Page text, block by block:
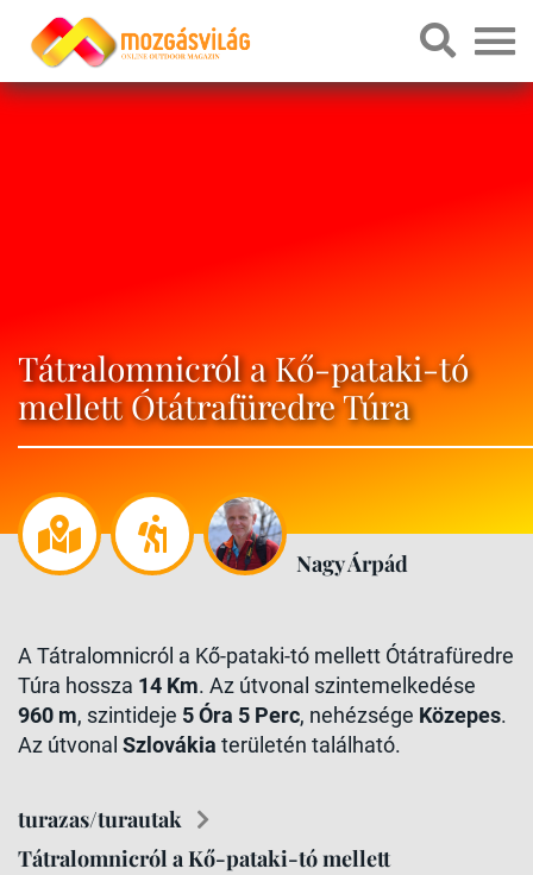
Tátralomnicról a Kő-pataki-tó
mellett Ótátrafüredre Túra
Nagy Árpád
A Tátralomnicról a Kő-pataki-tó mellett Ótátrafüredre
Túra hossza 14 Km. Az útvonal szintemelkedése
960 m, szintideje 5 Óra 5 Perc, nehézsége Közepes.
Az útvonal Szlovákia területén található.
turazas/turautak
Tátralomnicról a Kő-pataki-tó mellett